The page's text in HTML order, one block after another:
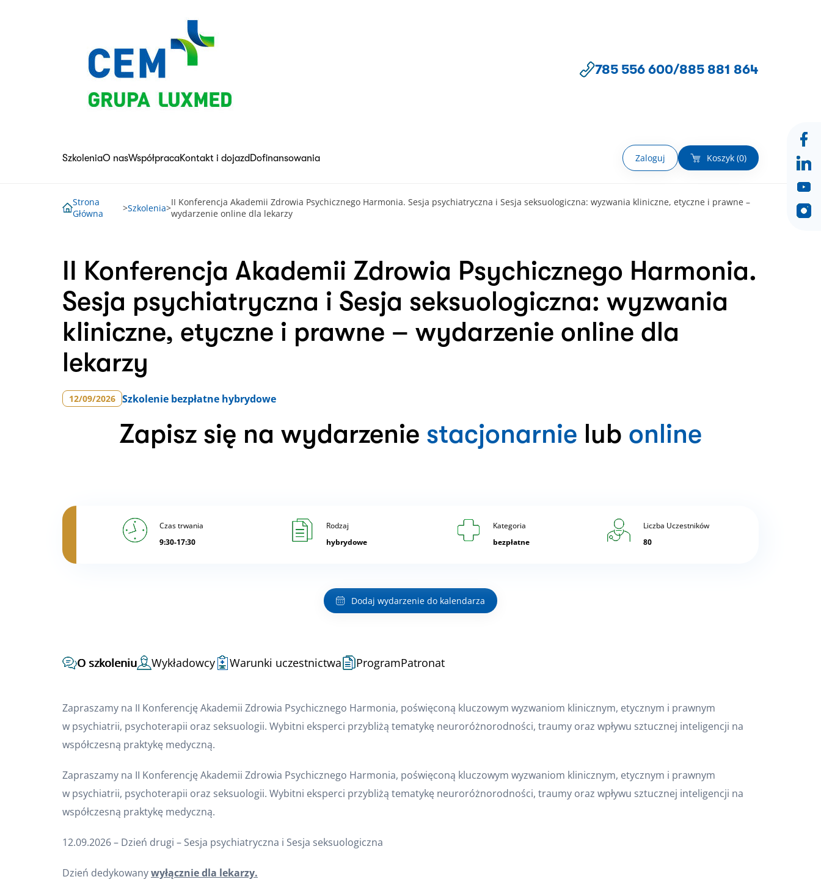
785 556 600/885 881 864
SzkoleniaO nasWspółpracaKontakt i dojazd Dofinansowania Zaloguj Koszyk (0)
Strona
Główna
>Szkolenia>II Konferencja Akademii Zdrowia Psychicznego Harmonia. Sesja psychiatryczna i Sesja seksuologiczna: wyzwania kliniczne, etyczne i prawne –
wydarzenie online dla lekarzy
II Konferencja Akademii Zdrowia Psychicznego Harmonia.
Sesja psychiatryczna i Sesja seksuologiczna: wyzwania
kliniczne, etyczne i prawne – wydarzenie online dla
lekarzy
12/09/2026 Szkolenie bezpłatne hybrydowe
Zapisz się na wydarzenie stacjonarnie lub online
Czas trwania
9:30-17:30
Rodzaj
hybrydowe
Kategoria
bezpłatne
Liczba Uczestników
80
Dodaj wydarzenie do kalendarza
O szkoleniu Wykładowcy Warunki uczestnictwa ProgramPatronat
Zapraszamy na II Konferencję Akademii Zdrowia Psychicznego Harmonia, poświęconą kluczowym wyzwaniom klinicznym, etycznym i prawnym
w psychiatrii, psychoterapii oraz seksuologii. Wybitni eksperci przybliżą tematykę neuroróżnorodności, traumy oraz wpływu sztucznej inteligencji na
współczesną praktykę medyczną.
Zapraszamy na II Konferencję Akademii Zdrowia Psychicznego Harmonia, poświęconą kluczowym wyzwaniom klinicznym, etycznym i prawnym
w psychiatrii, psychoterapii oraz seksuologii. Wybitni eksperci przybliżą tematykę neuroróżnorodności, traumy oraz wpływu sztucznej inteligencji na
współczesną praktykę medyczną.
12.09.2026 – Dzień drugi – Sesja psychiatryczna i Sesja seksuologiczna
Dzień dedykowanywyłącznie dla lekarzy.